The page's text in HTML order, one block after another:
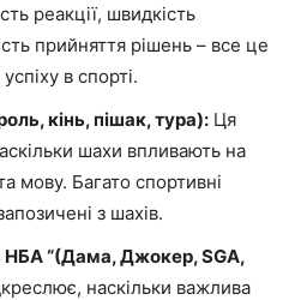
реакції, швидкість
прийняття рішень – все це
в спорті.
кінь, пішак, тура): Ця
шахи впливають на
мову. Багато спортивні
з шахів.
НБА “(Дама, Джокер, SGA,
наскільки важлива